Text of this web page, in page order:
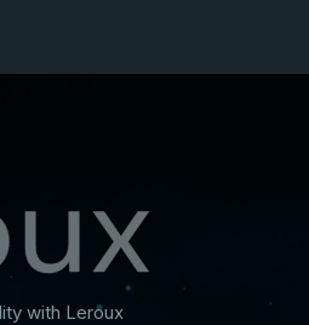
with Leroux